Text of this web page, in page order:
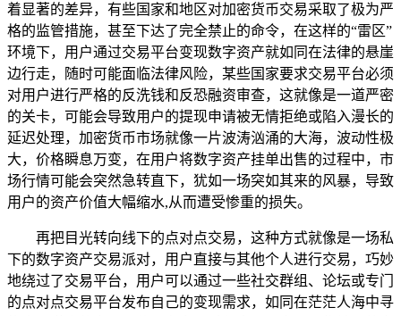
着显著的差异，有些国家和地区对加密货币交易采取了极为严
格的监管措施，甚至下达了完全禁止的命令，在这样的“雷区”
环境下，用户通过交易平台变现数字资产就如同在法律的悬崖
边行走，随时可能面临法律风险，某些国家要求交易平台必须
对用户进行严格的反洗钱和反恐融资审查，这就像是一道严密
的关卡，可能会导致用户的提现申请被无情拒绝或陷入漫长的
延迟处理，加密货币市场就像一片波涛汹涌的大海，波动性极
大，价格瞬息万变，在用户将数字资产挂单出售的过程中，市
场行情可能会突然急转直下，犹如一场突如其来的风暴，导致
用户的资产价值大幅缩水,从而遭受惨重的损失。
再把目光转向线下的点对点交易，这种方式就像是一场私
下的数字资产交易派对，用户直接与其他个人进行交易，巧妙
地绕过了交易平台，用户可以通过一些社交群组、论坛或专门
的点对点交易平台发布自己的变现需求，如同在茫茫人海中寻